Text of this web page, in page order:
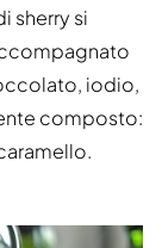
sherry si
iodio,
composto: